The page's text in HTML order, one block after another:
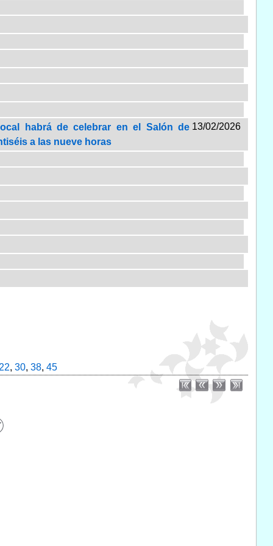
habrá de celebrar en el Salón de
a las nueve horas
13/02/2026
22, 30, 38, 45